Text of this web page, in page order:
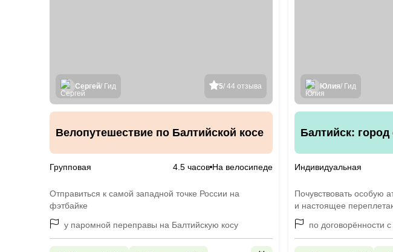
5/ 44 отзыва
Сергей/ Гид
Велопутешествие по Балтийской косе
Групповая 4.5 часов На велосипеде
Отправиться к самой западной точке России на
фэтбайке
у паромной переправы на Балтийскую косу
Юлия/ Гид
Балтийск: город
Индивидуальная
Почувствовать особую
и настоящее
истории
по договорённости